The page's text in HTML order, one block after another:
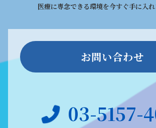
医療に専念できる環境を今すぐ手に入
お問い合わせ
03-5157-